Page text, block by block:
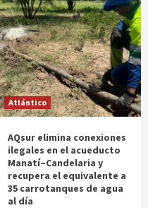
Atlántico
AQsur elimina conexiones
ilegales en el acueducto
Manatí–Candelaria y
recupera el equivalente a
35 carrotanques de agua
al día